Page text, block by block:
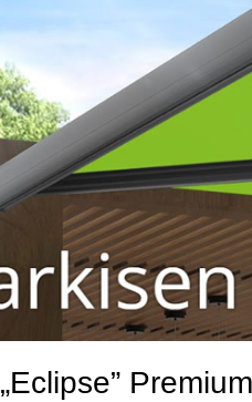
„Eclipse”